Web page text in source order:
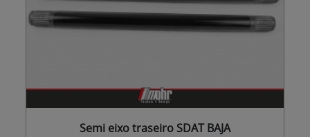
Semi eixo traseiro SDAT BAJA